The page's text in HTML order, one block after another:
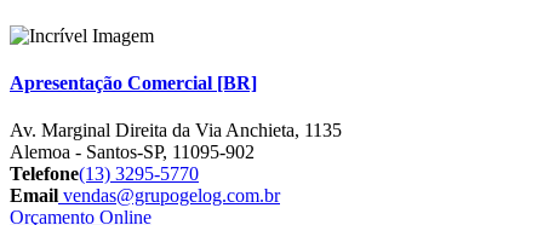
Apresentação Comercial [BR]
Av. Marginal Direita da Via Anchieta, 1135
Alemoa - Santos-SP, 11095-902
Telefone(13) 3295-5770
Email vendas@grupogelog.com.br
Orçamento Online